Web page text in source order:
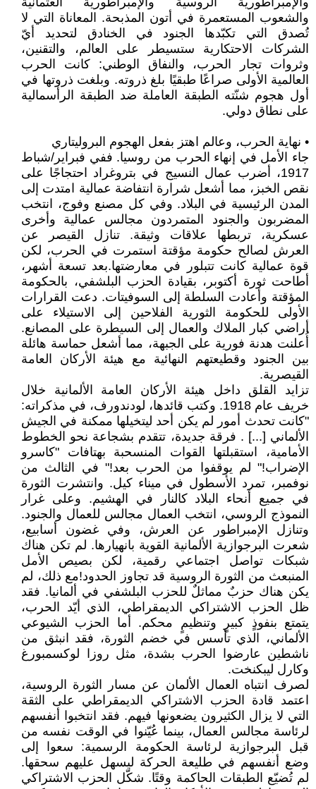
والشعوب المستعمرة في أتون المذبحة. المعاناة التي لا
تُصدق التي تكبّدها الجنود في الخنادق لتحديد أيّ
الشركات الاحتكارية ستسيطر على العالم، والتقنين،
وثروات تجار الحرب، والنفاق الوطني: كانت الحرب
العالمية الأولى صراعًا طبقيًا بلغ ذروته. وبلغت ذروتها في
أول هجوم شنّته الطبقة العاملة ضد الطبقة الرأسمالية
على نطاق دولي.
• نهاية الحرب، وعالم اهتز بفعل الهجوم البروليتاري
جاء الأمل في إنهاء الحرب من روسيا. ففي فبراير/شباط
1917، أضرب عمال النسيج في بتروغراد احتجاجًا على
نقص الخبز، مما أشعل شرارة انتفاضة عمالية امتدت إلى
المدن الرئيسية في البلاد. وفي كل مصنع وفوج، انتخب
المضربون والجنود المتمردون مجالس عمالية وأخرى
عسكرية، تربطها علاقات وثيقة. تنازل القيصر عن
العرش لصالح حكومة مؤقتة استمرت في الحرب، لكن
قوة عمالية كانت تتبلور في معارضتها.بعد تسعة أشهر،
أطاحت ثورة أكتوبر، بقيادة الحزب البلشفي، بالحكومة
المؤقتة وأعادت السلطة إلى السوفيتات. دعت القرارات
الأولى للحكومة الثورية الفلاحين إلى الاستيلاء على
أراضي كبار الملاك والعمال إلى السيطرة على المصانع.
أُعلنت هدنة فورية على الجبهة، مما أشعل حماسة هائلة
بين الجنود وقطيعتهم النهائية مع هيئة الأركان العامة
القيصرية.
تزايد القلق داخل هيئة الأركان العامة الألمانية خلال
خريف عام 1918. وكتب قائدها، لودندورف، في مذكراته:
"كانت تحدث أمور لم يكن أحد ليتخيلها ممكنة في الجيش
الألماني [...] . فرقة جديدة، تتقدم بشجاعة نحو الخطوط
الأمامية، استقبلتها القوات المنسحبة بهتافات "كاسرو
الإضراب!" لم يوقفوا من الحرب بعد!" في الثالث من
نوفمبر، تمرد الأسطول في ميناء كيل. وانتشرت الثورة
في جميع أنحاء البلاد كالنار في الهشيم. وعلى غرار
النموذج الروسي، انتخب العمال مجالس للعمال والجنود.
وتنازل الإمبراطور عن العرش، وفي غضون أسابيع،
شعرت البرجوازية الألمانية القوية بانهيارها. لم تكن هناك
شبكات تواصل اجتماعي رقمية، لكن بصيص الأمل
المنبعث من الثورة الروسية قد تجاوز الحدود!مع ذلك، لم
يكن هناك حزبٌ مماثلٌ للحزب البلشفي في ألمانيا. فقد
ظل الحزب الاشتراكي الديمقراطي، الذي أيّد الحرب،
يتمتع بنفوذٍ كبيرٍ وتنظيمٍ محكم. أما الحزب الشيوعي
الألماني، الذي تأسس في خضم الثورة، فقد انبثق من
ناشطين عارضوا الحرب بشدة، مثل روزا لوكسمبورغ
وكارل ليبكنخت.
لصرف انتباه العمال الألمان عن مسار الثورة الروسية،
اعتمد قادة الحزب الاشتراكي الديمقراطي على الثقة
التي لا يزال الكثيرون يضعونها فيهم. فقد انتخبوا أنفسهم
لرئاسة مجالس العمال، بينما عُيّنوا في الوقت نفسه من
قبل البرجوازية لرئاسة الحكومة الرسمية: سعوا إلى
وضع أنفسهم في طليعة الحركة ليسهل عليهم سحقها.
لم تُضيّع الطبقات الحاكمة وقتًا. شكّل الحزب الاشتراكي